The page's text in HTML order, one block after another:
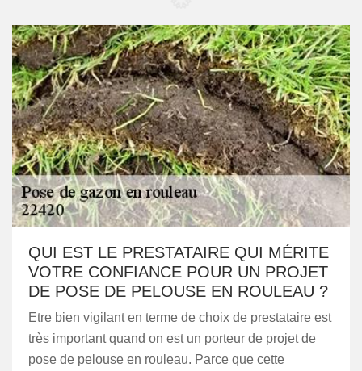
QUI EST LE PRESTATAIRE QUI MÉRITE
VOTRE CONFIANCE POUR UN PROJET
DE POSE DE PELOUSE EN ROULEAU ?
Etre bien vigilant en terme de choix de prestataire est
très important quand on est un porteur de projet de
pose de pelouse en rouleau. Parce que cette